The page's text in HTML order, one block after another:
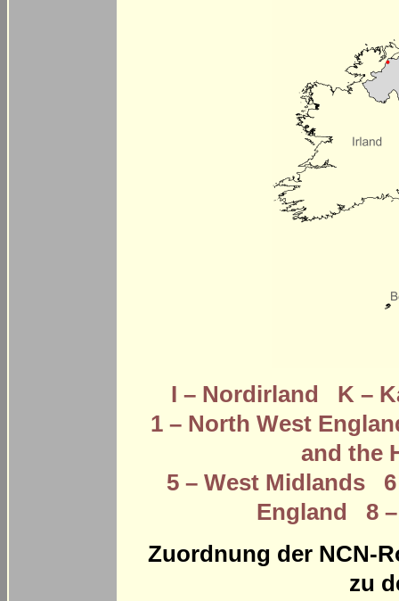
I – Nordirland
K –
1 – North West
and the
5 – West Midlands
England
8
Zuordnung der NCN-
zu